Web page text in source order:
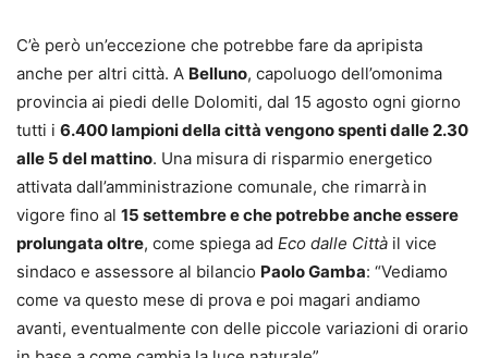
C’è però un’eccezione che potrebbe fare da apripista
anche per altri città. A Belluno, capoluogo dell’omonima
provincia ai piedi delle Dolomiti, dal 15 agosto ogni giorno
tutti i 6.400 lampioni della città vengono spenti dalle 2.30
alle 5 del mattino. Una misura di risparmio energetico
attivata dall’amministrazione comunale, che rimarrà in
vigore fino al 15 settembre e che potrebbe anche essere
prolungata oltre, come spiega ad Eco dalle Città il vice
sindaco e assessore al bilancio Paolo Gamba: “Vediamo
come va questo mese di prova e poi magari andiamo
avanti, eventualmente con delle piccole variazioni di orario